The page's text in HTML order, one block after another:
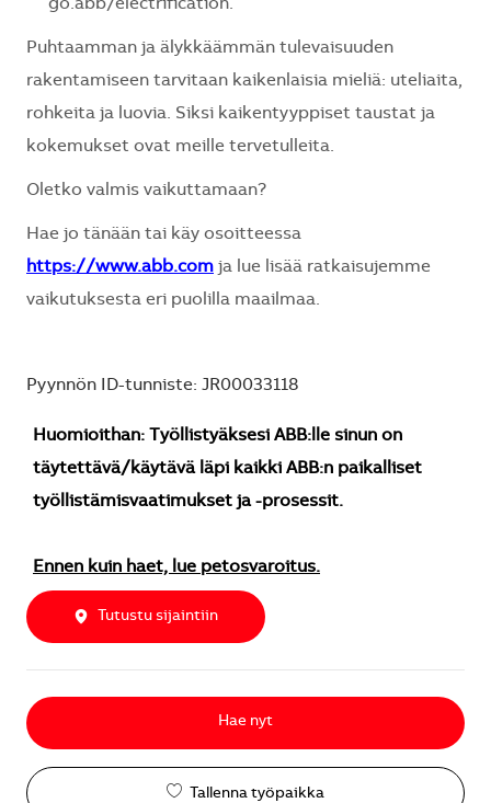
go.abb/electrification.
Puhtaamman ja älykkäämmän tulevaisuuden
rakentamiseen tarvitaan kaikenlaisia mieliä: uteliaita,
rohkeita ja luovia. Siksi kaikentyyppiset taustat ja
kokemukset ovat meille tervetulleita.
Oletko valmis vaikuttamaan?
Hae jo tänään tai käy osoitteessa
https://www.abb.com ja lue lisää ratkaisujemme
vaikutuksesta eri puolilla maailmaa.
Pyynnön ID-tunniste: JR00033118
Huomioithan: Työllistyäksesi ABB:lle sinun on
täytettävä/käytävä läpi kaikki ABB:n paikalliset
työllistämisvaatimukset ja -prosessit.
Ennen kuin haet, lue petosvaroitus.
Tutustu sijaintiin
Hae nyt
Tallenna työpaikka